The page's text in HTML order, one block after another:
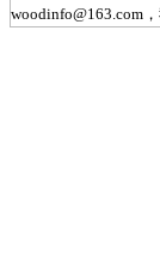
woodinfo@163.com